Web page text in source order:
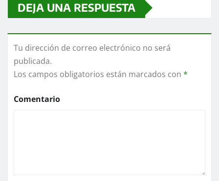
DEJA UNA RESPUESTA
Tu dirección de correo electrónico no será
publicada.
Los campos obligatorios están marcados con *
Comentario